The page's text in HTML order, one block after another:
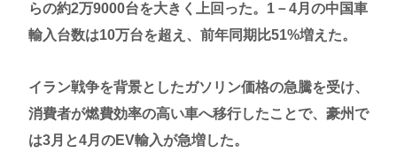
ってる
高市早苗さん、憧れのバンドを官邸に招き、自身の
若くて美人なママと親友の淫らな行為内容を毎回聞
かされる「女神の加護を受けしママのサーガ」3巻 今
ガチで “ママ” ブーム来てるよな
らの約2万9000台を大きく上回った。1－4月の中国車
輸入台数は10万台を超え、前年同期比51%増えた。
イラン戦争を背景としたガソリン価格の急騰を受け、
消費者が燃費効率の高い車へ移行したことで、豪州で
は3月と4月のEV輸入が急増した。